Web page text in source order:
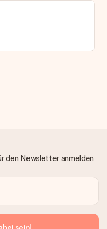
den Newsletter anmelden